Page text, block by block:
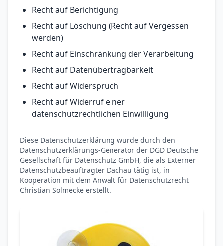
Recht auf Berichtigung
Recht auf Löschung (Recht auf Vergessen
werden)
Recht auf Einschränkung der Verarbeitung
Recht auf Datenübertragbarkeit
Recht auf Widerspruch
Recht auf Widerruf einer
datenschutzrechtlichen Einwilligung
Diese Datenschutzerklärung wurde durch den
Datenschutzerklärungs-Generator der DGD Deutsche
Gesellschaft für Datenschutz GmbH, die als Externer
Datenschutzbeauftragter Dachau tätig ist, in
Kooperation mit dem Anwalt für Datenschutzrecht
Christian Solmecke erstellt.